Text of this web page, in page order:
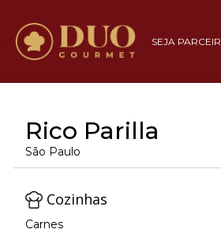
SEJA
Rico Parilla
São Paulo
Cozinhas
Carnes